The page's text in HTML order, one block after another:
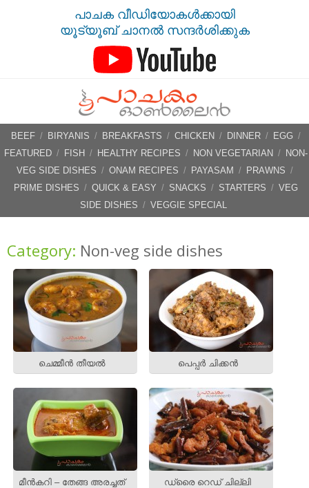
പാചക വീഡിയോകൾക്കായി
യൂട്യൂബ് ചാനൽ സന്ദർശിക്കുക
BEEF / BIRYANIS / BREAKFASTS / CHICKEN / DINNER / EGG /
FEATURED / FISH / HEALTHY RECIPES / NON VEGETARIAN / NON-
VEG SIDE DISHES / ONAM RECIPES / PAYASAM / PRAWNS /
PRIME DISHES / QUICK & EASY / SNACKS / STARTERS / VEG
SIDE DISHES / VEGGIE SPECIAL
Category: Non-veg side dishes
ചെമ്മീന്‍ തീയല്‍ പെപ്പര്‍ ചിക്കന്‍
മീന്‍കറി – തേങ്ങ അരച്ചത്
ഡ്രൈ റെഡ് ചില്ലി